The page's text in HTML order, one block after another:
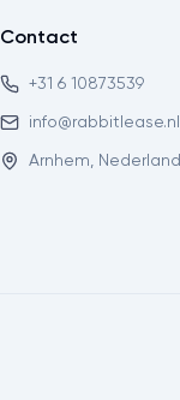
Contact
+31 6 10873539
info@rabbitlease.nl
Arnhem, Nederland